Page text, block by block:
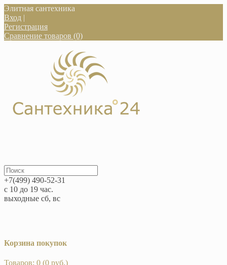
Элитная сантехника
Вход |
Регистрация
Сравнение товаров (0)
+7(499) 490-52-31
с 10 до 19 час.
выходные сб, вс
Корзина покупок
Товаров: 0 (0 руб.)